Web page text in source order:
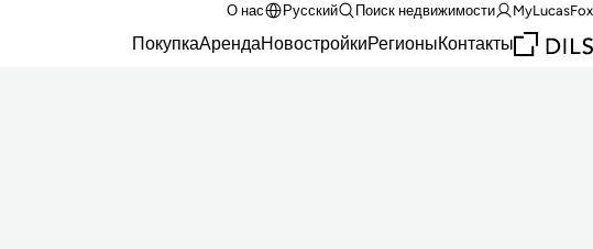
О нас Русский Поиск недвижимости MyLucasFox
ПокупкаАрендаНовостройкиРегионыКонтакты